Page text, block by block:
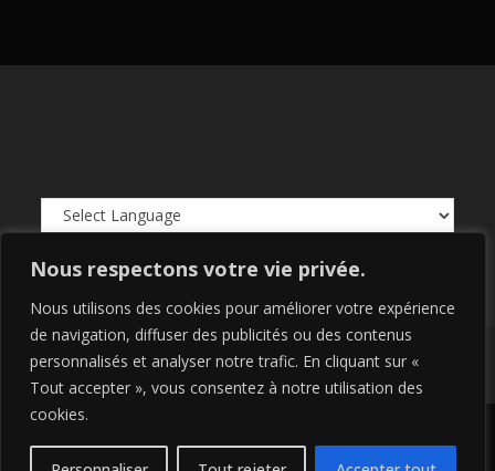
Nous respectons votre vie privée.
Nous utilisons des cookies pour améliorer votre expérience
de navigation, diffuser des publicités ou des contenus
personnalisés et analyser notre trafic. En cliquant sur «
Tout accepter », vous consentez à notre utilisation des
cookies.
Copyright 2026 - Rest in Pi - RéalisationZK.Digital-RGPD-Mentions
légales